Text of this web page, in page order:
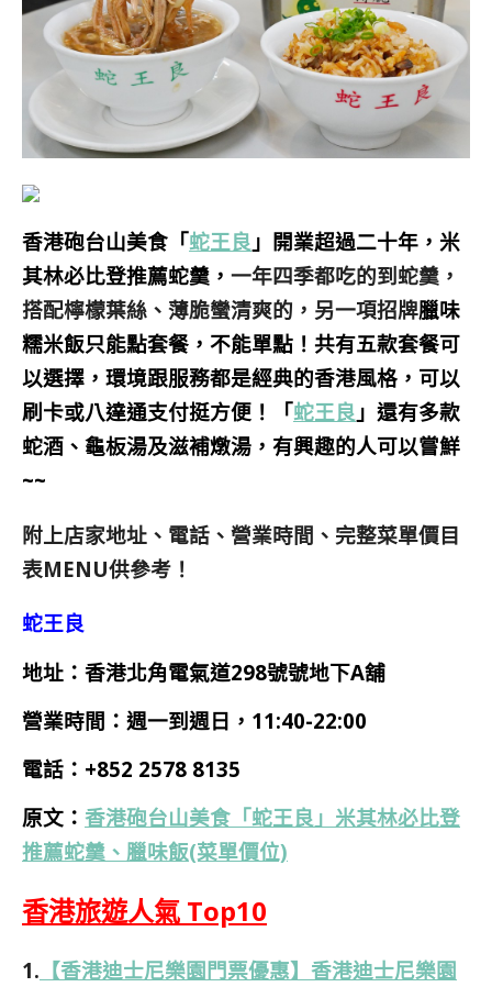
香港砲台山美食「蛇王良 」 開業超過二十年， 米
其林必比登推薦蛇羹， 一年四季都吃的到蛇羹，
搭配檸檬葉絲、薄脆蠻清爽的，另一項招牌臘味
糯米飯只能點套餐，不能單點！共有五款套餐可
以選擇，環境跟服務都是經典的香港風格，可以
刷卡或八達通支付挺方便！「蛇王良 」還有多款
蛇酒、龜板湯及滋補燉湯，有興趣的人可以嘗鮮
~~
附上店家地址、電話、營業時間、完整菜單價目
表MENU供參考！
蛇王良
地址：香港北角電氣道298號號地下A舖
營業時間：週一到週日，11:40-22:00
電話： +852 2578 8135
原文： 香港砲台山美食「蛇王良」米其林必比登
推薦蛇羹、臘味飯(菜單價位)
香港旅遊人氣 Top10
1. 【香港迪士尼樂園門票優惠】香港迪士尼樂園